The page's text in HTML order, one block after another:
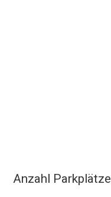
Anzahl Parkplätze